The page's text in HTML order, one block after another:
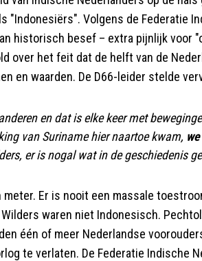
"Indonesiërs". Volgens de Federatie
historisch besef – extra pijnlijk voor
over het feit dat de helft van de
en waarden. De D66-leider stelde
en dat is elke keer met
van Suriname hier naartoe kwam,
, er is nogal wat in de geschiedenis
Er is nooit een massale
waren niet Indonesisch.
één of meer Nederlandse
te verlaten. De Federatie Indische